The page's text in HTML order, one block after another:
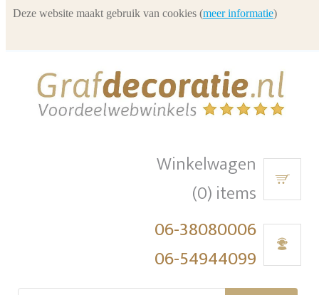
Winkelwagen
(0) items
06-38080006
06-54944099
Deze website maakt gebruik van cookies (meer informatie)